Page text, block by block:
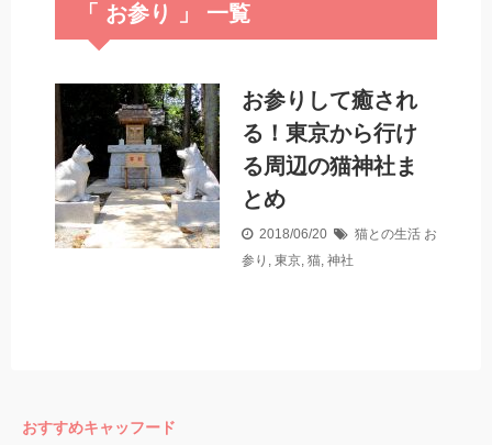
「 お参り 」 一覧
お参りして癒され
る！東京から行け
る周辺の猫神社ま
とめ
2018/06/20 猫との生活 お
参り , 東京, 猫, 神社
おすすめキャッフード